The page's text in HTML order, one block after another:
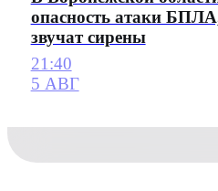
опасность атаки
звучат сирены
21:40
5 АВГ